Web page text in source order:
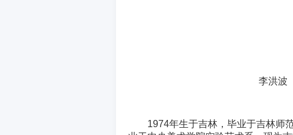
李洪波
1974年生于吉林，毕业于吉林师